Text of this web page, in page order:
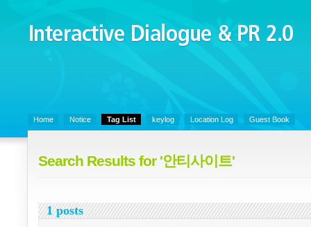
Interactive Dialogue &
PR 2.0
Home Notice Tag List keylog Location Log Guest Book
Search Results for '안티사이트'
1 posts